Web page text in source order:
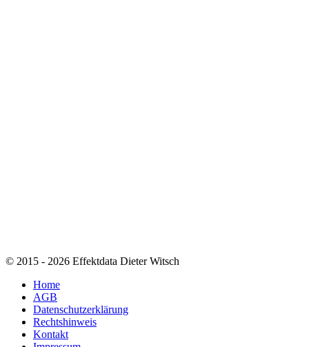
© 2015 - 2026 Effektdata Dieter Witsch
Home
AGB
Datenschutzerklärung
Rechtshinweis
Kontakt